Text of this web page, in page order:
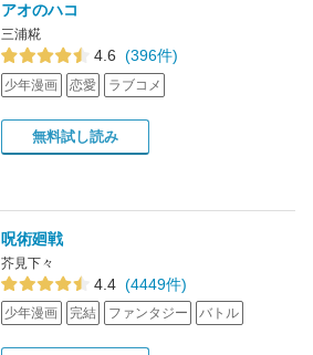
アオのハコ
三浦糀
4.6 (396件)
少年漫画 恋愛 ラブコメ
無料試し読み
呪術廻戦
芥見下々
4.4 (4449件)
少年漫画 完結 ファンタジー バトル